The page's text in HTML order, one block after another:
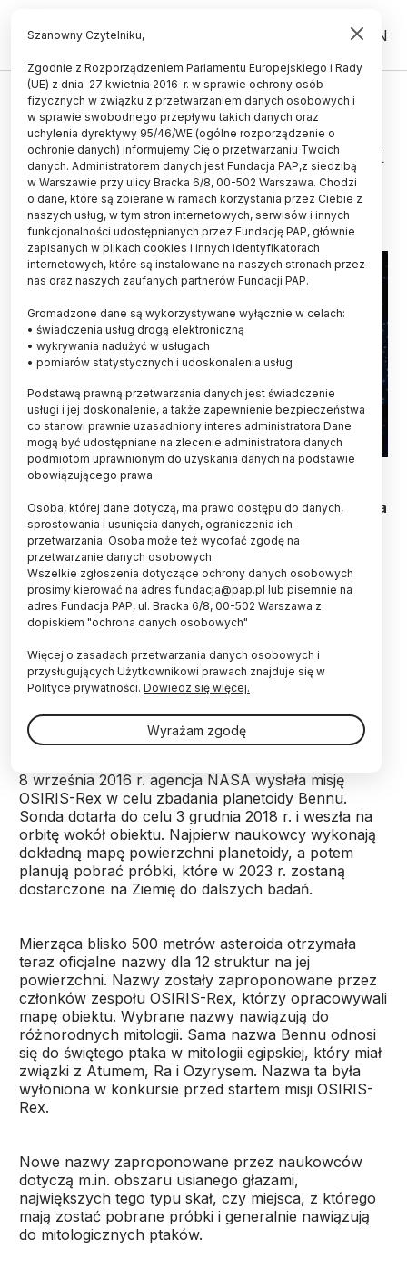
PL EN
ŚWIAT
Nadano oficjalne nazwy
strukturom na planetoidzie Bennu
14.03.2020
aktualizacja: 14.03.2020
3 minuty czytania
Fot. Fotolia
Międzynarodowa Unia Astronomiczna (IAU) nadała
oficjalne nazwy strukturom na powierzchni
asteroidy Bennu, z której NASA dostarczy próbki
do zbadania w ziemskich laboratoriach. Nazwy
nawiązują do różnych mitologicznych ptaków.
(101955) Bennu to planetoida odkryta w 1999 roku,
należąca zarówno do kategorii Near Earth Objects
(NEO), jak i potencjalnie niebezpiecznych Potentially
Hazardous Asteroids (PHA), czyli takich, które
się kiedyś zderzyć z naszą planetą.
8 września 2016 r. agencja NASA wysłała misję
OSIRIS-Rex w celu zbadania planetoidy Bennu.
Sonda dotarła do celu 3 grudnia 2018 r. i weszła na
orbitę wokół obiektu. Najpierw naukowcy wykonają
dokładną mapę powierzchni planetoidy, a potem
planują pobrać próbki, które w 2023 r. zostaną
dostarczone na Ziemię do dalszych badań.
Mierząca blisko 500 metrów asteroida otrzymała
teraz oficjalne nazwy dla 12 struktur na jej
powierzchni. Nazwy zostały zaproponowane przez
członków zespołu OSIRIS-Rex, którzy opracowywali
mapę obiektu. Wybrane nazwy nawiązują do
różnorodnych mitologii. Sama nazwa Bennu odnosi
się do świętego ptaka w mitologii egipskiej, który miał
związki z Atumem, Ra i Ozyrysem. Nazwa ta była
wyłoniona w konkursie przed startem misji OSIRIS-
Rex.
Nowe nazwy zaproponowane przez naukowców
dotyczą m.in. obszaru usianego głazami,
największych tego typu skał, czy miejsca, z którego
mają zostać pobrane próbki i generalnie nawiązują
do mitologicznych ptaków.
Szanowny Czytelniku,
Zgodnie z Rozporządzeniem Parlamentu Europejskiego i Rady
(UE) z dnia 27 kwietnia 2016 r. w sprawie ochrony osób
fizycznych w związku z przetwarzaniem danych osobowych i
w sprawie swobodnego przepływu takich danych oraz
uchylenia dyrektywy 95/46/WE (ogólne rozporządzenie o
ochronie danych) informujemy Cię o przetwarzaniu Twoich
danych. Administratorem danych jest Fundacja PAP,z siedzibą
w Warszawie przy ulicy Bracka 6/8, 00-502 Warszawa. Chodzi
o dane, które są zbierane w ramach korzystania przez Ciebie z
naszych usług, w tym stron internetowych, serwisów i innych
funkcjonalności udostępnianych przez Fundację PAP, głównie
zapisanych w plikach cookies i innych identyfikatorach
internetowych, które są instalowane na naszych stronach przez
nas oraz naszych zaufanych partnerów Fundacji PAP.
Gromadzone dane są wykorzystywane wyłącznie w celach:
• świadczenia usług drogą elektroniczną
• wykrywania nadużyć w usługach
• pomiarów statystycznych i udoskonalenia usług
Podstawą prawną przetwarzania danych jest świadczenie
usługi i jej doskonalenie, a także zapewnienie bezpieczeństwa
co stanowi prawnie uzasadniony interes administratora Dane
mogą być udostępniane na zlecenie administratora danych
podmiotom uprawnionym do uzyskania danych na podstawie
obowiązującego prawa.
Osoba, której dane dotyczą, ma prawo dostępu do danych,
sprostowania i usunięcia danych, ograniczenia ich
przetwarzania. Osoba może też wycofać zgodę na
przetwarzanie danych osobowych.
Wszelkie zgłoszenia dotyczące ochrony danych osobowych
prosimy kierować na adres fundacja@pap.pl lub pisemnie na
adres Fundacja PAP, ul. Bracka 6/8, 00-502 Warszawa z
dopiskiem "ochrona danych osobowych"
Więcej o zasadach przetwarzania danych osobowych i
przysługujących Użytkownikowi prawach znajduje się w
Polityce prywatności. Dowiedz się więcej.
Wyrażam zgodę